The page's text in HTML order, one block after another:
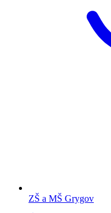
ZŠ a MŠ Grygov